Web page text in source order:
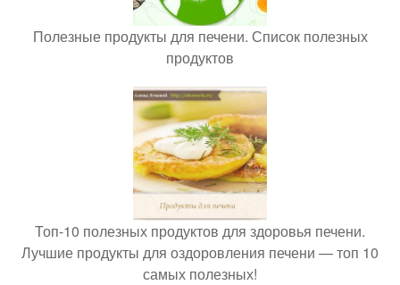
Полезные продукты для печени. Список полезных
продуктов
Топ-10 полезных продуктов для здоровья печени.
Лучшие продукты для оздоровления печени — топ 10
самых полезных!